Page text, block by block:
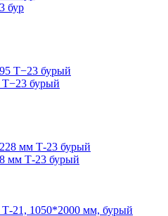
бур
бурый
мм Т-23 бурый